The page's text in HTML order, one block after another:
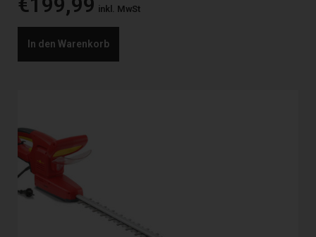
inkl. MwSt
In den Warenkorb